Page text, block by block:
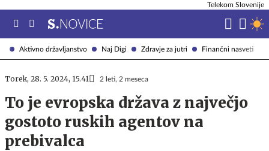
Aktivno državljanstvo Naj Digi Zdravje za jutri Finančni nasveti
Telekom Slovenije
Torek, 28. 5. 2024, 15.41 2 leti, 2 meseca
To je evropska država z največjo
gostoto ruskih agentov na
prebivalca